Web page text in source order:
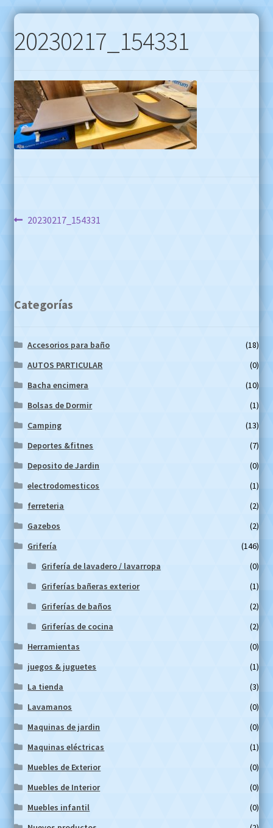
20230217_154331
Navegación
Anterior:
20230217_154331
Categorías
Accesorios para baño
(18)
AUTOS PARTICULAR
(0)
Bacha encimera
(10)
Bolsas de Dormir
(1)
Camping
(13)
Deportes &fitnes
(7)
Deposito de Jardin
(0)
electrodomesticos
(1)
ferreteria
(2)
Gazebos
(2)
Grifería
(146)
Grifería de lavadero / lavarropa
(0)
Griferías bañeras exterior
(1)
Griferías de baños
(2)
Griferías de cocina
(2)
Herramientas
(0)
juegos & juguetes
(1)
La tienda
(3)
Lavamanos
(0)
Maquinas de jardin
(0)
Maquinas eléctricas
(1)
Muebles de Exterior
(0)
Muebles de Interior
(0)
Muebles infantil
(0)